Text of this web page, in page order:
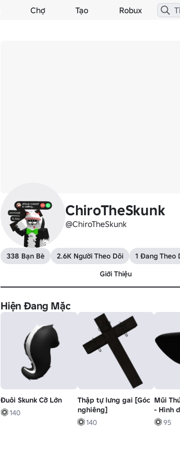
Chợ Tạo Robux
ChiroTheSkunk
@ChiroTheSkunk
338 Bạn Bè 2.6K Người Theo Dõi
1 Đang Theo
Giới Thiệu
Hiện Đang Mặc
Đuôi Skunk Cỡ Lớn
140
Thập tự lưng gai [Góc
nghiêng]
140
Mũi
- Hình
95